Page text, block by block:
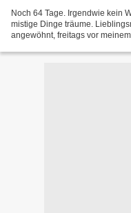
Noch 64 Tage. Irgendwie kein
mistige Dinge träume.
angewöhnt, freitags vor